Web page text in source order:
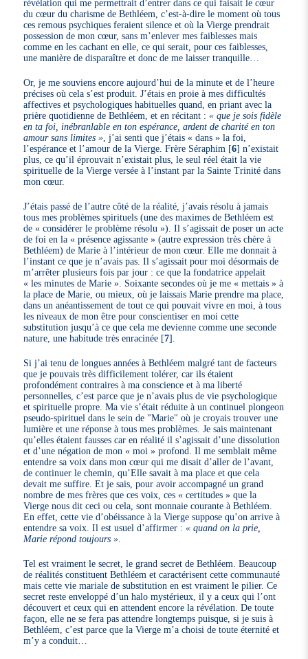
révélation qui me permettrait d’entrer dans ce qui faisait le cœur
du cœur du charisme de Bethléem, c’est-à-dire le moment où tous
ces remous psychiques feraient silence et où la Vierge prendrait
possession de mon cœur, sans m’enlever mes faiblesses mais
comme en les cachant en elle, ce qui serait, pour ces faiblesses,
une manière de disparaître et donc de me laisser tranquille…
Or, je me souviens encore aujourd’hui de la minute et de l’heure
précises où cela s’est produit. J’étais en proie à mes difficultés
affectives et psychologiques habituelles quand, en priant avec la
prière quotidienne de Bethléem, et en récitant :« que je sois fidèle
en ta foi, inébranlable en ton espérance, ardent de charité en ton
amour sans limites » , j’ai senti que j’étais « dans » la foi,
l’espérance et l’amour de la Vierge. Frère Séraphim [6] n’existait
plus, ce qu’il éprouvait n’existait plus, le seul réel était la vie
spirituelle de la Vierge versée à l’instant par la Sainte Trinité dans
mon cœur.
J’étais passé de l’autre côté de la réalité, j’avais résolu à jamais
tous mes problèmes spirituels (une des maximes de Bethléem est
de « considérer le problème résolu »). Il s’agissait de poser un acte
de foi en la « présence agissante » (autre expression très chère à
Bethléem) de Marie à l’intérieur de mon cœur. Elle me donnait à
l’instant ce que je n’avais pas. Il s’agissait pour moi désormais de
m’arrêter plusieurs fois par jour : ce que la fondatrice appelait
« les minutes de Marie ». Soixante secondes où je me « mettais » à
la place de Marie, ou mieux, où je laissais Marie prendre ma place,
dans un anéantissement de tout ce qui pouvait vivre en moi, à tous
les niveaux de mon être pour conscientiser en moi cette
substitution jusqu’à ce que cela me devienne comme une seconde
nature, une habitude très enracinée [7]
Si j’ai tenu de longues années à Bethléem malgré tant de facteurs
que je pouvais très difficilement tolérer, car ils étaient
profondément contraires à ma conscience et à ma liberté
personnelles, c’est parce que je n’avais plus de vie psychologique
et spirituelle propre. Ma vie s’était réduite à un continuel plongeon
pseudo-spirituel dans le sein de "Marie" où je croyais trouver une
lumière et une réponse à tous mes problèmes. Je sais maintenant
qu’elles étaient fausses car en réalité il s’agissait d’une dissolution
et d’une négation de mon « moi » profond. Il me semblait même
entendre sa voix dans mon cœur qui me disait d’aller de l’avant,
de continuer le chemin, qu’Elle savait à ma place et que cela
devait me suffire. Et je sais, pour avoir accompagné un grand
nombre de mes frères que ces voix, ces « certitudes » que la
Vierge nous dit ceci ou cela, sont monnaie courante à Bethléem.
En effet, cette vie d’obéissance à la Vierge suppose qu’on arrive à
entendre sa voix. Il est usuel d’affirmer :« quand on la prie,
Marie répond toujours »
Tel est vraiment le secret, le grand secret de Bethléem. Beaucoup
de réalités constituent Bethléem et caractérisent cette communauté
mais cette vie mariale de substitution en est vraiment le pilier. Ce
secret reste enveloppé d’un halo mystérieux, il y a ceux qui l’ont
découvert et ceux qui en attendent encore la révélation. De toute
façon, elle ne se fera pas attendre longtemps puisque, si je suis à
Bethléem, c’est parce que la Vierge m’a choisi de toute éternité et
m’y a conduit…